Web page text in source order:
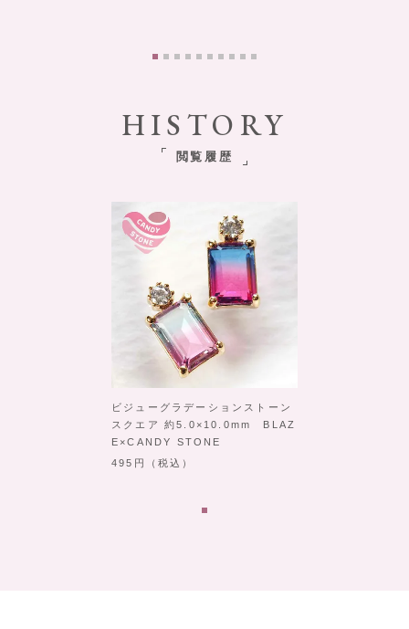
HISTORY
閲覧履歴
ビジューグラデーションストーン
スクエア 約5.0×10.0mm BLAZ
E×CANDY STONE
495
（税込）